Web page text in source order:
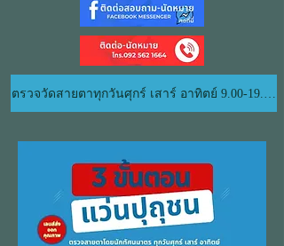
ตรวจวัดสายตาทุกวันศุกร์ เสาร์ อาทิตย์ 9.00-19.00 น